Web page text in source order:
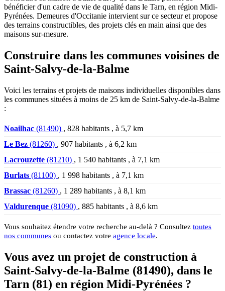
bénéficier d'un cadre de vie de qualité dans le Tarn, en région Midi-
Pyrénées. Demeures d'Occitanie intervient sur ce secteur et propose
des terrains constructibles, des projets clés en main ainsi que des
maisons sur-mesure.
Construire dans les communes voisines de
Saint-Salvy-de-la-Balme
Voici les terrains et projets de maisons individuelles disponibles dans
les communes situées à moins de 25 km de Saint-Salvy-de-la-Balme
:
Noailhac (81490) , 828 habitants , à 5,7 km
Le Bez (81260) , 907 habitants , à 6,2 km
Lacrouzette (81210) , 1 540 habitants , à 7,1 km
Burlats (81100) , 1 998 habitants , à 7,1 km
Brassac (81260) , 1 289 habitants , à 8,1 km
Valdurenque (81090) , 885 habitants , à 8,6 km
Vous souhaitez étendre votre recherche au-delà ? Consultez toutes
nos communes ou contactez votre agence locale.
Vous avez un projet de construction à
Saint-Salvy-de-la-Balme (81490), dans le
Tarn (81) en région Midi-Pyrénées ?